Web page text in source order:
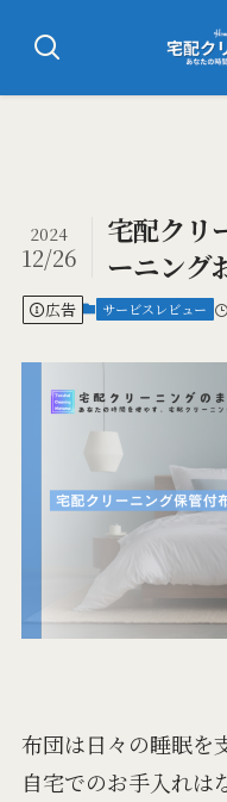
宅配クリ
ーニング
2024
12/26
広告 サービスレビュー
布団は日々の睡眠を
自宅でのお手入れは